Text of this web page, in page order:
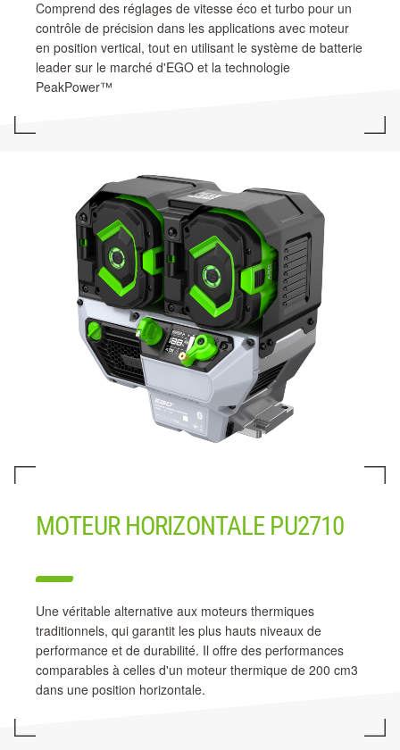
Comprend des réglages de vitesse éco et turbo pour un
contrôle de précision dans les applications avec moteur
en position vertical, tout en utilisant le système de batterie
leader sur le marché d'EGO et la technologie
PeakPower™
MOTEUR HORIZONTALE PU2710
Une véritable alternative aux moteurs thermiques
traditionnels, qui garantit les plus hauts niveaux de
performance et de durabilité. Il offre des performances
comparables à celles d'un moteur thermique de 200 cm3
dans une position horizontale.